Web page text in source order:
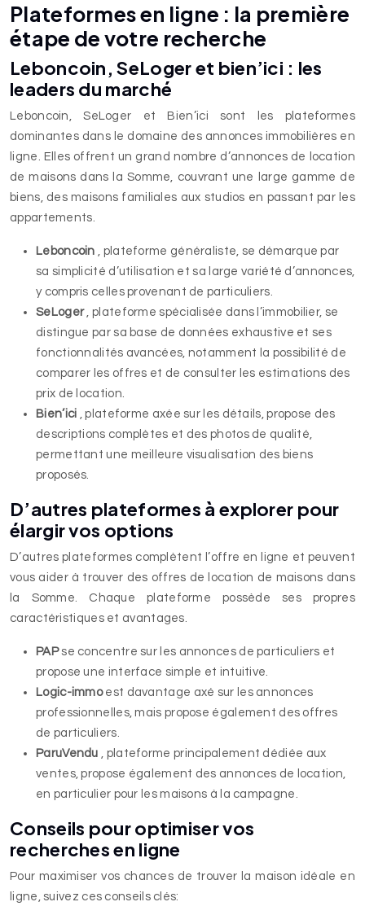
Plateformes en ligne : la première
étape de votre recherche
Leboncoin, SeLoger et bien’ici : les
leaders du marché
Leboncoin, SeLoger et Bien’ici sont les plateformes
dominantes dans le domaine des annonces immobilières en
ligne. Elles offrent un grand nombre d’annonces de location
de maisons dans la Somme, couvrant une large gamme de
biens, des maisons familiales aux studios en passant par les
appartements.
Leboncoin , plateforme généraliste, se démarque par
sa simplicité d’utilisation et sa large variété d’annonces,
y compris celles provenant de particuliers.
SeLoger , plateforme spécialisée dans l’immobilier, se
distingue par sa base de données exhaustive et ses
fonctionnalités avancées, notamment la possibilité de
comparer les offres et de consulter les estimations des
prix de location.
Bien’ici , plateforme axée sur les détails, propose des
descriptions complètes et des photos de qualité,
permettant une meilleure visualisation des biens
proposés.
D’autres plateformes à explorer pour
élargir vos options
D’autres plateformes complètent l’offre en ligne et peuvent
vous aider à trouver des offres de location de maisons dans
la Somme. Chaque plateforme possède ses propres
caractéristiques et avantages.
PAPse concentre sur les annonces de particuliers et
propose une interface simple et intuitive.
Logic-immo est davantage axé sur les annonces
professionnelles, mais propose également des offres
de particuliers.
ParuVendu , plateforme principalement dédiée aux
ventes, propose également des annonces de location,
en particulier pour les maisons à la campagne.
Conseils pour optimiser vos
recherches en ligne
Pour maximiser vos chances de trouver la maison idéale en
ligne, suivez ces conseils clés: